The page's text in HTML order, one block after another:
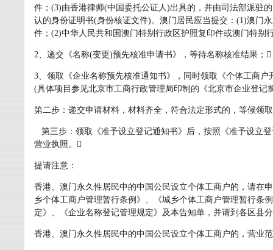
件；(3)由香港律师(中国委托公证人)出具的，并由司法部派驻
认的身份证明书(身份核证文件)。澳门居民应当提交：(1)澳门
件；(2)中华人民共和国澳门特别行政区护照复印件或澳门特别
2、递交《名称(变更)预先核准申请书》，等待名称核准结果；
3、领取《企业名称预先核准通知书》，同时领取《个体工商
(具体项目参见北京市工商行政管理局印制的《北京市企业登
第二步：递交申请材料，材料齐全，符合法定形式的，等候领
第三步：领取《准予设立登记通知书》后，按照《准予设立
营业执照。
提请注意：
香港、澳门永久性居民中的中国公民设立个体工商户的，请在
乡个体工商户管理暂行条例》、《城乡个体工商户管理暂行条
定》、《企业名称登记管理规定》及本告知单，并请到各区县
香港、澳门永久性居民中的中国公民设立个体工商户的，营业